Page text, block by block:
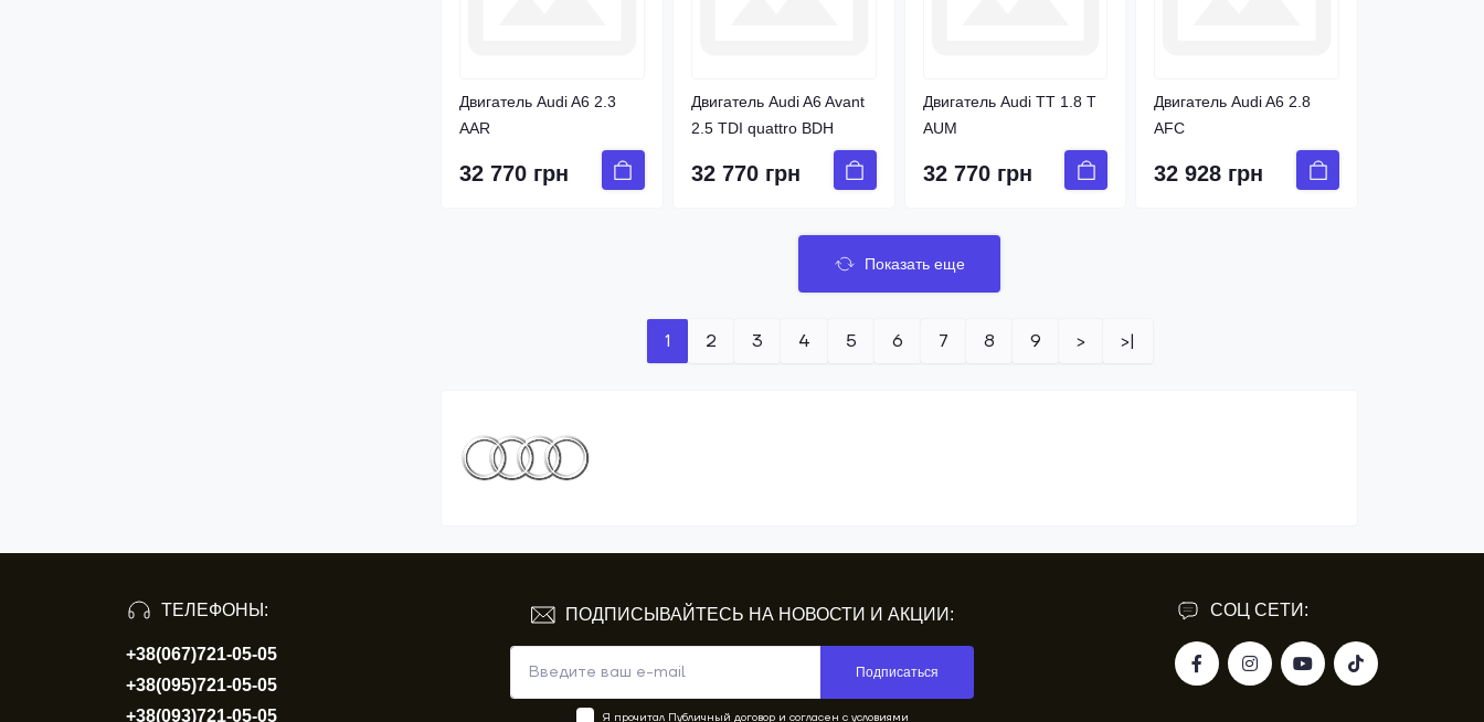
Двигатель Audi A6 2.3
AAR
32 770 грн
Двигатель Audi A6 Avant
2.5 TDI quattro BDH
32 770 грн
Двигатель Audi TT 1.8 T
AUM
32 770 грн
Двигатель Audi A6 2.8
AFC
32 928 грн
Показать еще
1 2 3 4 5 6 7 8 9 > >|
ТЕЛЕФОНЫ:
+38(067)721-05-05
+38(095)721-05-05
+38(093)721-05-05
СОЦ СЕТИ:
ПОДПИСЫВАЙТЕСЬ НА НОВОСТИ И АКЦИИ:
Подписаться
Я прочитал Публичный договори согласен с условиями